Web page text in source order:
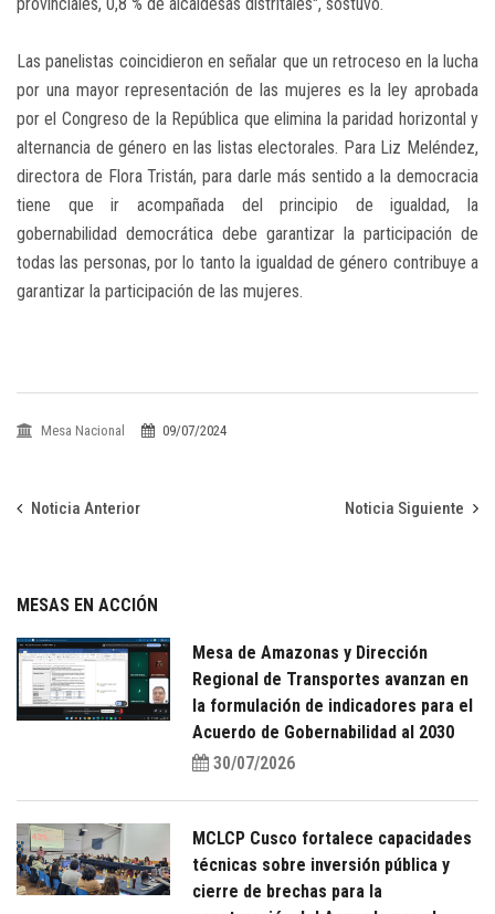
provinciales, 0,8 % de alcaldesas distritales", sostuvo.
Las panelistas coincidieron en señalar que un retroceso en la lucha
por una mayor representación de las mujeres es la ley aprobada
por el Congreso de la República que elimina la paridad horizontal y
alternancia de género en las listas electorales. Para Liz Meléndez,
directora de Flora Tristán, para darle más sentido a la democracia
tiene que ir acompañada del principio de igualdad, la
gobernabilidad democrática debe garantizar la participación de
todas las personas, por lo tanto la igualdad de género contribuye a
garantizar la participación de las mujeres.
Mesa Nacional 09/07/2024
Noticia Anterior Noticia Siguiente
MESAS EN ACCIÓN
Mesa de Amazonas y Dirección
Regional de Transportes avanzan en
la formulación de indicadores para el
Acuerdo de Gobernabilidad al 2030
30/07/2026
MCLCP Cusco fortalece capacidades
técnicas sobre inversión pública y
cierre de brechas para la